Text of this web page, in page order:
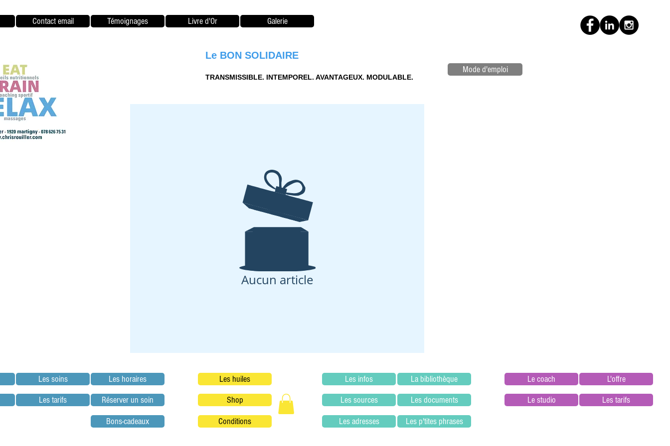
Témoignages Livre d'Or Galerie
Le BON SOLIDAIRE
TRANSMISSIBLE. INTEMPOREL. AVANTAGEUX. MODULABLE.
Mode d'emploi
Aucun article
Contact email
Les soins
Les horaires
Les tarifs
Réserver un soin
Bons-cadeaux
Les huiles
Shop
Conditions
Les infos
Les sources
La bibliothèque
Les documents
Les adresses Les p'tites phrases
Le coach
L'offre
Le studio
Les tarifs